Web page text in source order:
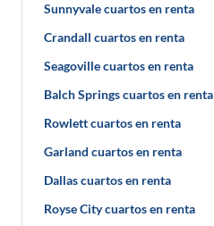
Sunnyvale cuartos en renta
Crandall cuartos en renta
Seagoville cuartos en renta
Balch Springs cuartos en renta
Rowlett cuartos en renta
Garland cuartos en renta
Dallas cuartos en renta
Royse City cuartos en renta